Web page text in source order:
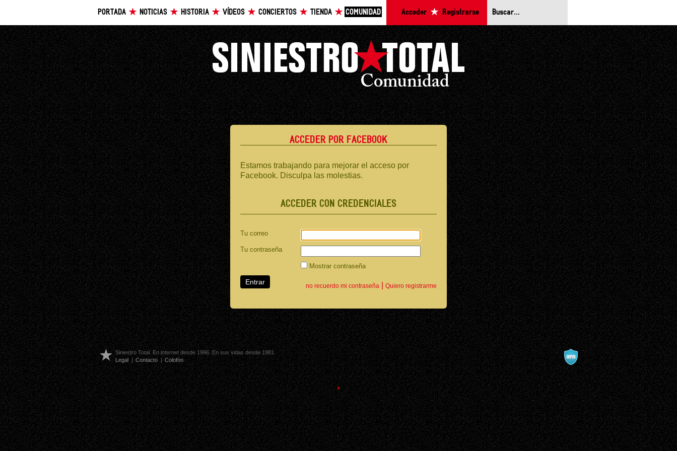
PORTADA NOTICIAS HISTORIA VÍDEOS CONCIERTOS TIENDA COMUNIDAD Acceder Registrarse
ACCEDER POR FACEBOOK
Estamos trabajando para mejorar el acceso por
Facebook. Disculpa las molestias.
ACCEDER CON CREDENCIALES
Tu correo
Tu contraseña
Mostrar contraseña
no recuerdo mi contraseña Quiero registrarme
Siniestro Total. En internet desde 1996. En sus vidas desde 1981.
Legal | Contacto | Colofón
*